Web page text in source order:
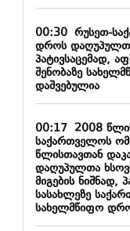
00:30რუსეთ-
დროს
პატივსაცემად,
შენობაზე
დაშვებულია
00:172008
საქართველოს
წლისთავთან
დაღუპულთა
მიგების ნიშნად,
სასახლეზე
სახელმწიფო